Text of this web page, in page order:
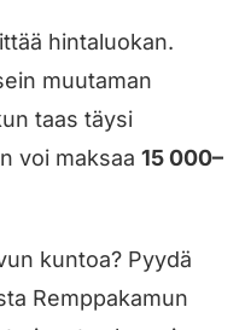
hintaluokan.
muutaman
taas täysi
voi maksaa 15 000–
kuntoa? Pyydä
Remppakamun